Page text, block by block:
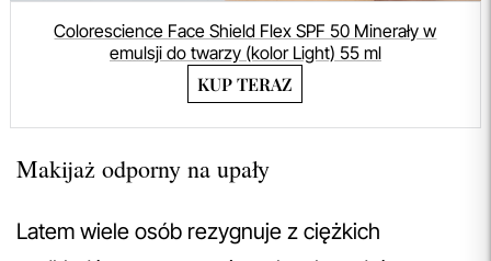
Colorescience Face Shield Flex SPF 50 Minerały w
emulsji do twarzy (kolor Light) 55 ml
KUP TERAZ
Makijaż odporny na upały
Latem wiele osób rezygnuje z ciężkich